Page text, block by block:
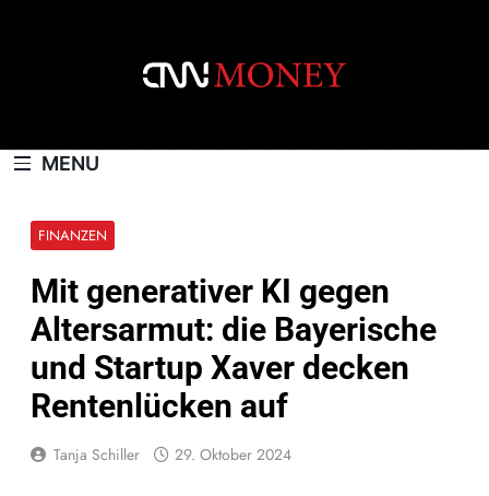
MENU
FINANZEN
Mit generativer KI gegen
Altersarmut: die Bayerische
und Startup Xaver decken
Rentenlücken auf
Tanja Schiller 29. Oktober 2024